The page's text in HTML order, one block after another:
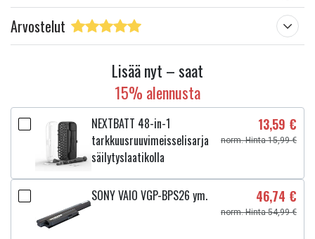
Arvostelut
Lisää nyt – saat
15% alennusta
NEXTBATT 48-in-1
tarkkuusruuvimeisselisarja
säilytyslaatikolla
13,59 €
norm. Hinta 15,99 €
SONY VAIO VGP-BPS26 ym. 46,74 €
norm. Hinta 54,99 €